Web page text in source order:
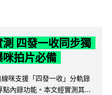
四發一收同步獨
拍片必備
咪支援「四發一收」分軌錄
內錄功能。本文經實測其...